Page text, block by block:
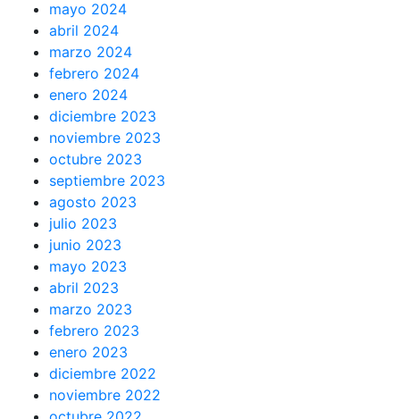
mayo 2024
abril 2024
marzo 2024
febrero 2024
enero 2024
diciembre 2023
noviembre 2023
octubre 2023
septiembre 2023
agosto 2023
julio 2023
junio 2023
mayo 2023
abril 2023
marzo 2023
febrero 2023
enero 2023
diciembre 2022
noviembre 2022